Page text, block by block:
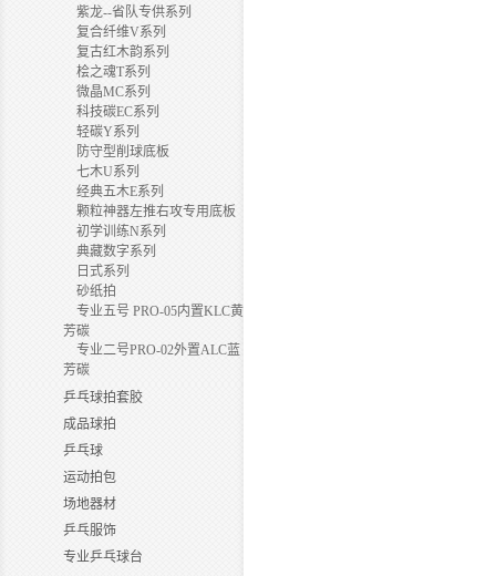
紫龙--省队专供系列
复合纤维V系列
复古红木韵系列
桧之魂T系列
微晶MC系列
科技碳EC系列
轻碳Y系列
防守型削球底板
七木U系列
经典五木E系列
颗粒神器左推右攻专用底板
初学训练N系列
典藏数字系列
日式系列
砂纸拍
专业五号 PRO-05内置KLC黄
芳碳
专业二号PRO-02外置ALC蓝
芳碳
乒乓球拍套胶
成品球拍
乒乓球
运动拍包
场地器材
乒乓服饰
专业乒乓球台